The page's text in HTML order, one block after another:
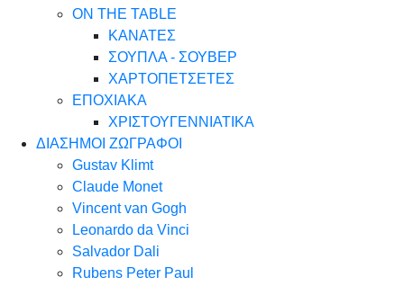
ON THE TABLE
ΚΑΝΑΤΕΣ
ΣΟΥΠΛΑ - ΣΟΥΒΕΡ
ΧΑΡΤΟΠΕΤΣΕΤΕΣ
ΕΠΟΧΙΑΚΑ
ΧΡΙΣΤΟΥΓΕΝΝΙΑΤΙΚΑ
ΔΙΑΣΗΜΟΙ ΖΩΓΡΑΦΟΙ
Gustav Klimt
Claude Monet
Vincent van Gogh
Leonardo da Vinci
Salvador Dali
Rubens Peter Paul